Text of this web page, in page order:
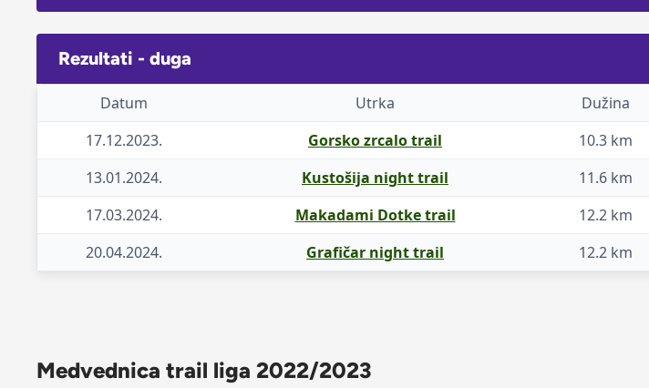
Rezultati - duga
Datum Utrka Dužina
17.12.2023.
Gorsko zrcalo trail 10.3 km
13.01.2024.
Kustošija night trail 11.6 km
17.03.2024.
Makadami Dotke trail 12.2 km
20.04.2024.
Grafičar night trail 12.2 km
Medvednica trail liga 2022/2023